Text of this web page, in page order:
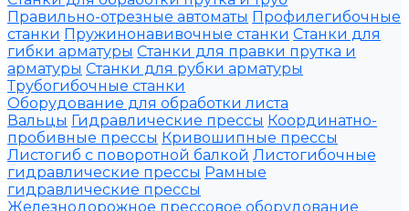
Правильно-отрезные автоматы Профилегибочные
станки Пружинонавивочные станки Станки для
гибки арматуры Станки для правки прутка и
арматуры Станки для рубки арматуры
Трубогибочные станки
Оборудование для обработки листа
Вальцы Гидравлические прессы Координатно-
пробивные прессы Кривошипные прессы
Листогиб с поворотной балкой Листогибочные
гидравлические прессы Рамные
гидравлические прессы
Железнодорожное прессовое оборудование